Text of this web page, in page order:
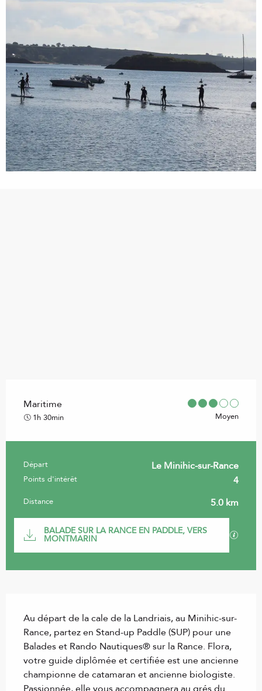
Maritime
1h 30min Moyen
Informations pratiques
Départ Le Minihic-sur-Rance
Points d'intérêt 4
Distance 5.0 km
Documentation
BALADE SUR LA RANCE EN PADDLE, VERS
MONTMARIN
Au départ de la cale de la Landriais, au Minihic-sur-
Rance, partez en Stand-up Paddle (SUP) pour une
Balades et Rando Nautiques® sur la Rance. Flora,
votre guide diplômée et certifiée est une ancienne
championne de catamaran et ancienne biologiste.